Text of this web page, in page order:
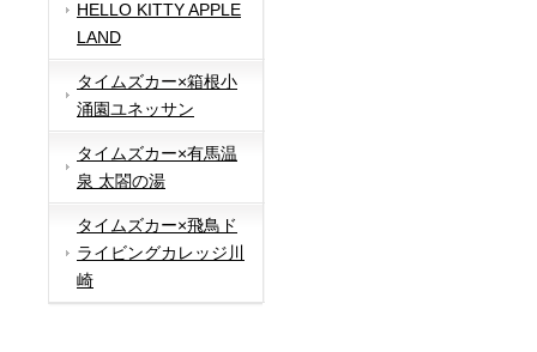
HELLO KITTY APPLE
LAND
タイムズカー×箱根小
涌園ユネッサン
タイムズカー×有馬温
泉 太閤の湯
タイムズカー×飛鳥ド
ライビングカレッジ川
崎